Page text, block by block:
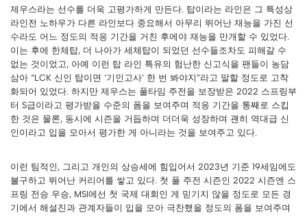
제우스라는 선수를 더욱 고평가하게 만든다. 탑이라는 라인은 그 특성상
라인전 노하우가 다른 라인보다 중요해서 아무리 뛰어난 재능을 가진 선
수라도 어느 정도의 적응 기간을 거친 후에야 재능을 만개할 수 있었다.
이는 후에 한체탑, 더 나아가 세체탑이 되었던 선수들조차도 피해갈 수
없는 것이었고, 아예 이런 탑 라인 특유의 험난한 신고식을 팬들이 농담
삼아 “LCK 신인 탑이면 ‘기인고사’ 한 번 봐야지”라고 말할 정도로 고착
화되어 있었다. 하지만 제우스는 풀타임 주전을 보장받은 2022 스프링부
터 S급이라고 평가받을 수준의 폼을 보여주며 적응 기간을 통째로 스킵
한 것은 물론, 동시에 시즌을 거듭하며 더더욱 성장하며 괜히 역대급 신
인이라고 입을 모아서 평가한 게 아니라는 것을 보여주고 있다.
이런 팀적인, 그리고 개인의 상승세에 힘입어서 2023년 기준 19세임에도
불구하고 뛰어난 커리어를 쌓고 있다. 첫 풀 주전 시즌인 2022 시즌엔 스
프링 전승 우승, MSI에선 첫 국제 대회인 게 믿기지 않을 정도로 모든 경
기에서 해설진과 관계자들이 입을 모아 극찬했을 정도의 폼을 보여주며